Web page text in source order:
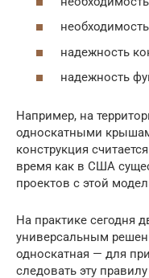
надежность
надежность
Например, на
односкатными
конструкция
время как в США
проектов с этой
На практике сегодня
универсальным
односкатная — для
следовать эту